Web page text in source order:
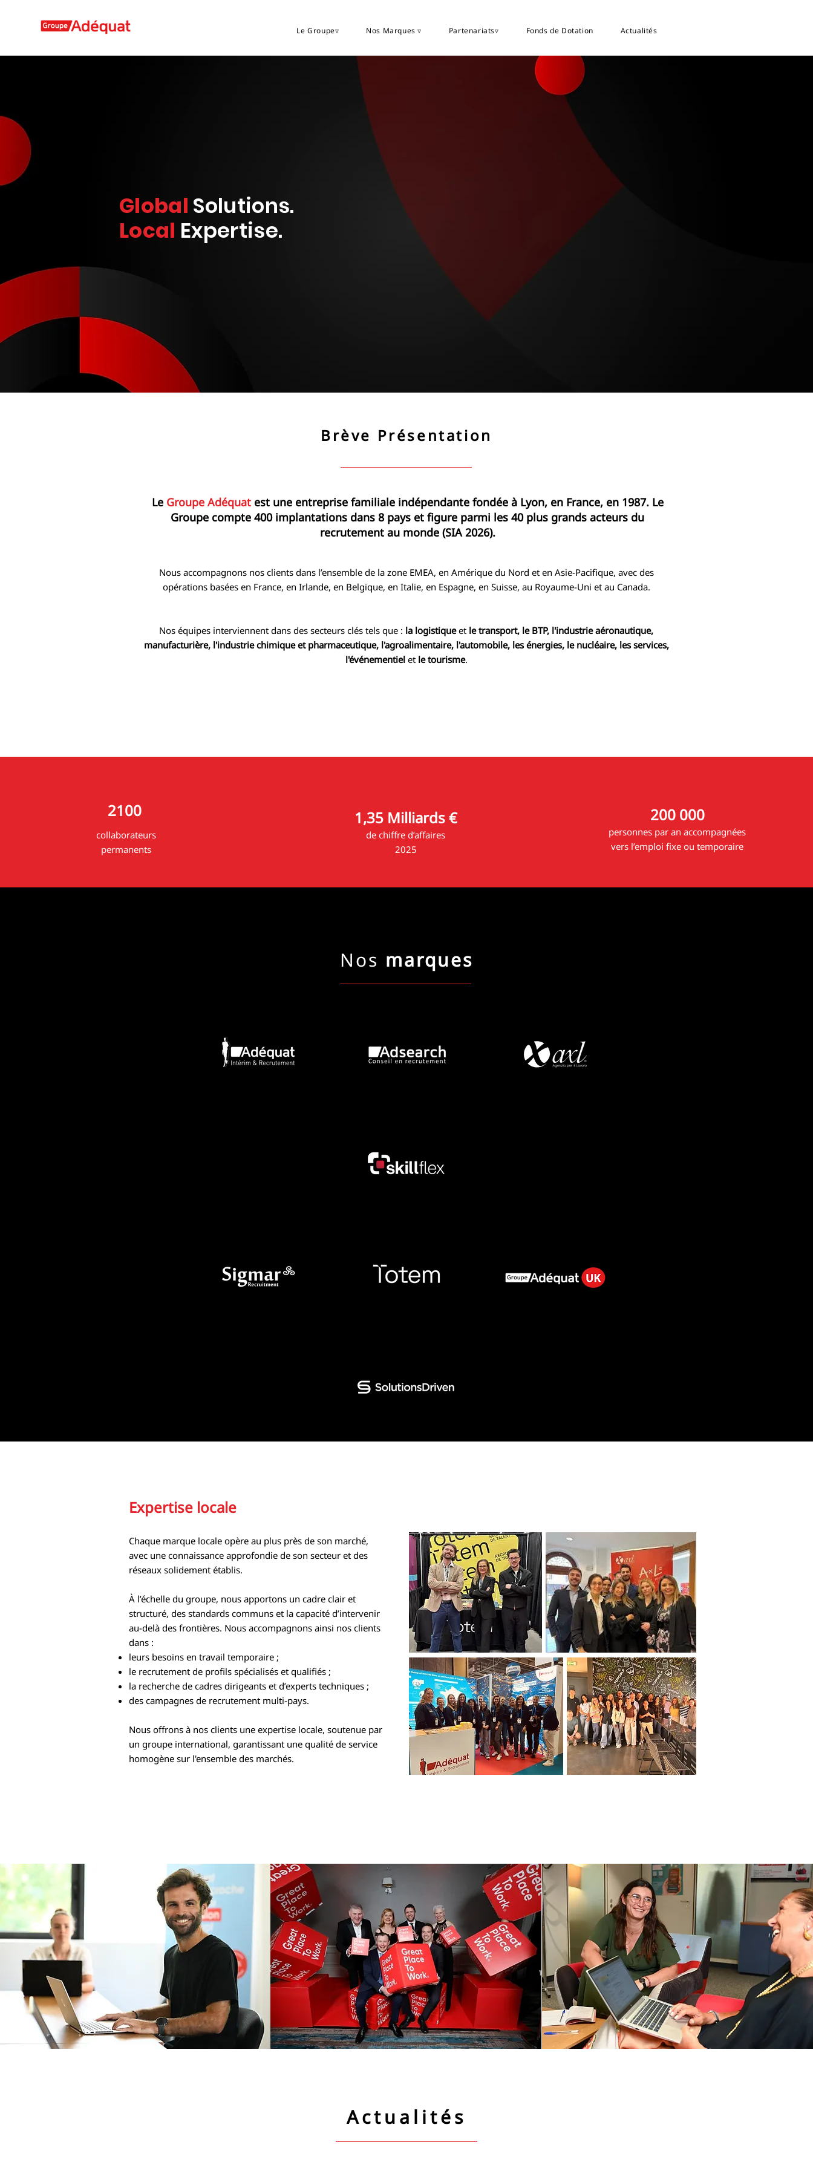
Le Groupe▿ Nos Marques ▿ Partenariats▿ Fonds de Dotation Actualités
Global Solutions.
Local Expertise.
Brève Présentation
Le Groupe Adéquatest une entreprise familiale indépendante fondée à Lyon, en France, en 1987. Le
Groupe compte 400 implantations dans 8 pays et figure parmi les 40 plus grands acteurs du
recrutement au monde (SIA 2026).
​Nous accompagnons nos clients dans l’ensemble de la zone EMEA, en Amérique du Nord et en Asie-Pacifique, avec des
opérations basées en France, en Irlande, en Belgique, en Italie, en Espagne, en Suisse, au Royaume-Uni et au Canada.
Nos équipes interviennent dans des secteurs clés tels que : la logistiqueet le transport, le BTP, l'industrie aéronautique,
manufacturière, l'industrie chimique et pharmaceutique, l'agroalimentaire, l'automobile, les énergies, le nucléaire, les services,
l'événementieletle tourisme.
2100
collaborateurs
permanents
1,35 Milliards €
de chiffre d’affaires
2025
200 000
personnes par an accompagnées
vers l’emploi fixe ou temporaire
Nos marques
Expertise locale
Chaque marque locale opère au plus près de son marché,
avec une connaissance approfondie de son secteur et des
réseaux solidement établis.
À l’échelle du groupe, nous apportons un cadre clair et
structuré, des standards communs et la capacité d’intervenir
au-delà des frontières. Nous accompagnons ainsi nos clients
dans :
leurs besoins en travail temporaire ;
le recrutement de profils spécialisés et qualifiés ;
la recherche de cadres dirigeants et d’experts techniques ;
des campagnes de recrutement multi-pays.
Nous offrons à nos clients une expertise locale, soutenue par
un groupe international, garantissant une qualité de service
homogène sur l'ensemble des marchés.
Actualités